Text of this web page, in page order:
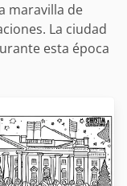
maravilla de
La ciudad
esta época